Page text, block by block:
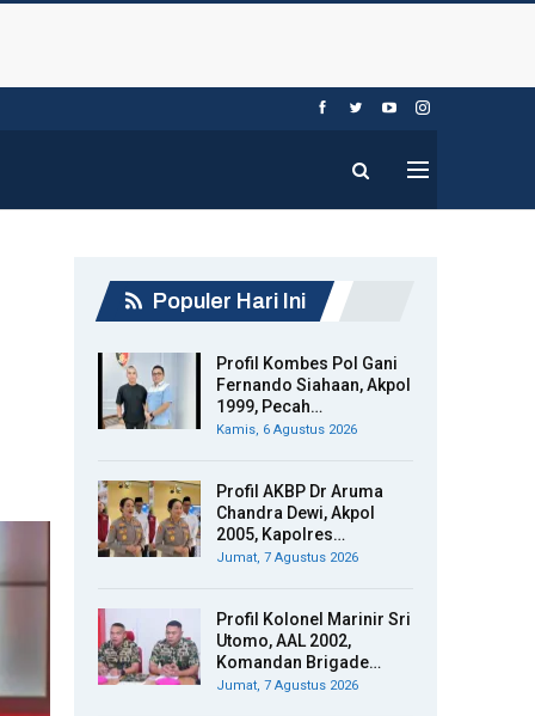
Populer Hari Ini
Profil Kombes Pol Gani
Fernando Siahaan, Akpol
1999, Pecah…
Kamis, 6 Agustus 2026
Profil AKBP Dr Aruma
Chandra Dewi, Akpol
2005, Kapolres…
Jumat, 7 Agustus 2026
Profil Kolonel Marinir Sri
Utomo, AAL 2002,
Komandan Brigade…
Jumat, 7 Agustus 2026